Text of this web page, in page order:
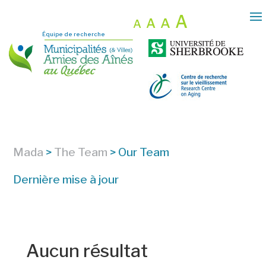
Équipe de recherche
A A A A
Mada > The Team > Our Team
Dernière mise à jour
Aucun résultat